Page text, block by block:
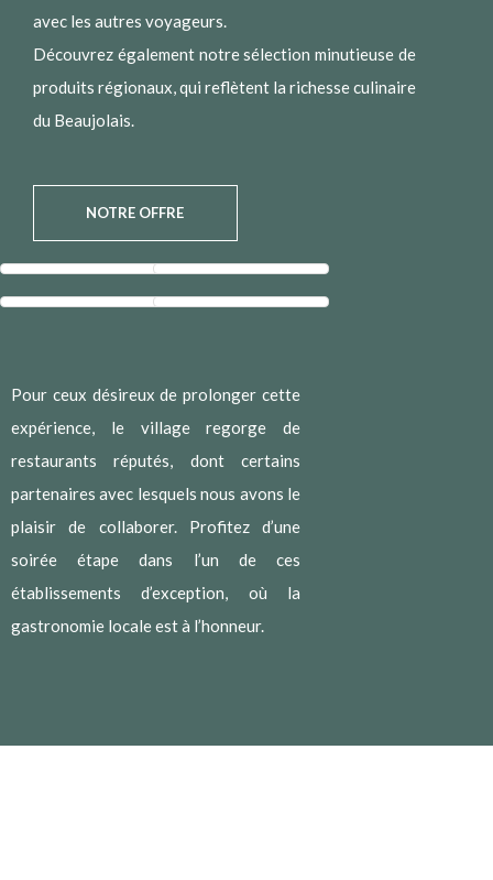
avec les autres voyageurs.
Découvrez également notre sélection minutieuse de
produits régionaux, qui reflètent la richesse culinaire
du Beaujolais.
NOTRE OFFRE
Pour ceux désireux de prolonger cette
expérience, le village regorge de
restaurants réputés, dont certains
partenaires avec lesquels nous avons le
plaisir de collaborer. Profitez d’une
soirée étape dans l’un de ces
établissements d’exception, où la
gastronomie locale est à l’honneur.